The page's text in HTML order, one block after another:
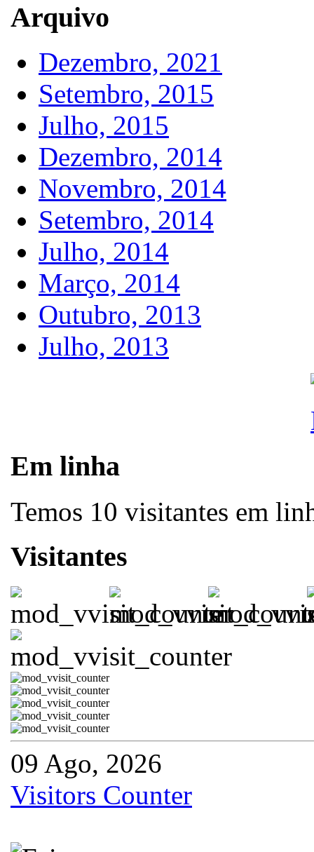
Arquivo
Dezembro, 2021
Setembro, 2015
Julho, 2015
Dezembro, 2014
Novembro, 2014
Setembro, 2014
Julho, 2014
Março, 2014
Outubro, 2013
Julho, 2013
Em linha
Temos 10 visitantes em
Visitantes
09 Ago, 2026
Visitors Counter